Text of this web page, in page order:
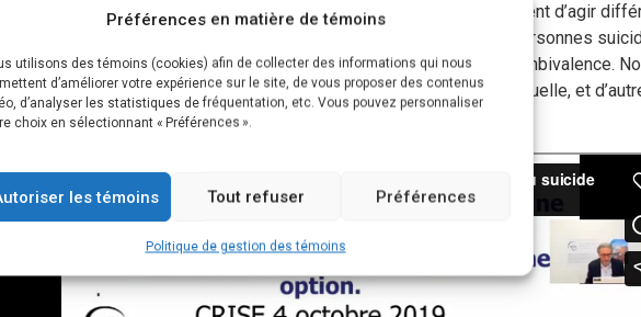
Préférences en matière de témoins
utilisons des témoins (cookies) afin de collecter des informations qui nous
d’améliorer votre expérience sur le site, de vous proposer des contenus
d’analyser les statistiques de fréquentation, etc. Vous pouvez personnaliser
choix en sélectionnant « Préférences ».
les témoins Tout refuser Préférences
Politique de gestion des témoins
webinaire explore s’il existe des justifications valables qui permettraient d’agir
demandent ou considèrent l’aide médicale à mourir, par rapport aux personnes
question de savoir si, parfois, le suicide peut être rationnel et sans ambivalence.
trouver un équilibre entre d’une part le respect de l’autonomie individuelle, et
populations vulnérables.